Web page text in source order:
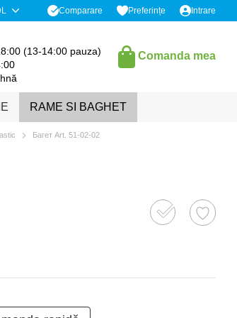
Comparare Preferințe Intrare
(13-14:00 pauza)
Comanda mea
RAME SI BAGHET
Багет Art. 51-02-02